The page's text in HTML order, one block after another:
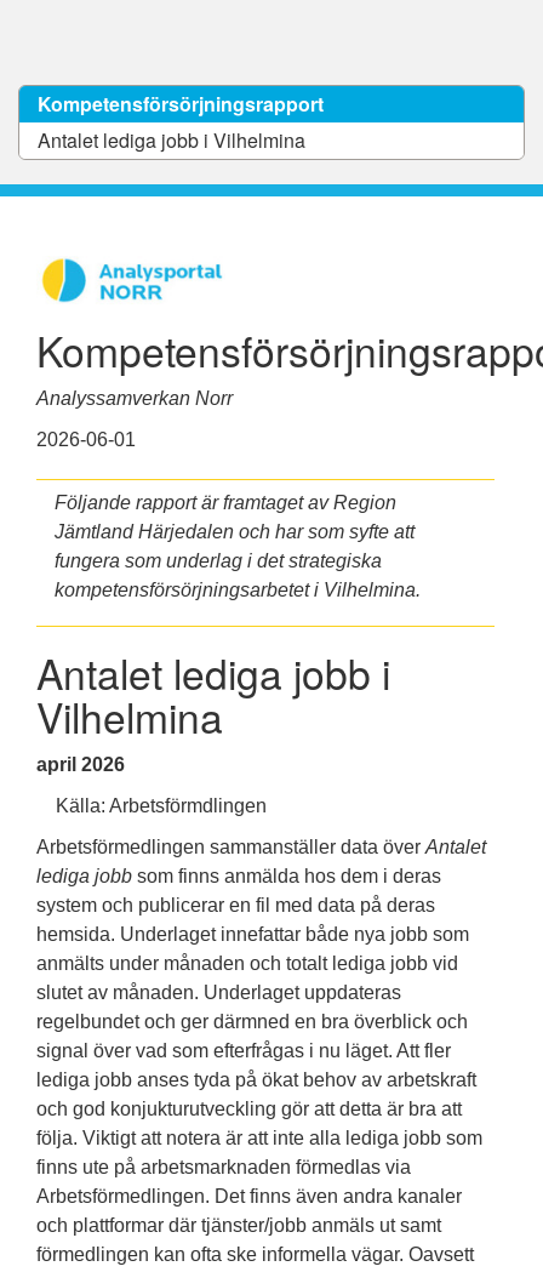
Kompetensförsörjningsrapport
Antalet lediga jobb i Vilhelmina
Analyssamverkan Norr
2026-06-01
Följande rapport är framtaget av Region
Jämtland Härjedalen och har som syfte att
fungera som underlag i det strategiska
kompetensförsörjningsarbetet i Vilhelmina.
Antalet lediga jobb i
Vilhelmina
april 2026
Källa: Arbetsförmdlingen
Arbetsförmedlingen sammanställer data över Antalet
lediga jobb som finns anmälda hos dem i deras
system och publicerar en fil med data på deras
hemsida. Underlaget innefattar både nya jobb som
anmälts under månaden och totalt lediga jobb vid
slutet av månaden. Underlaget uppdateras
regelbundet och ger därmned en bra överblick och
signal över vad som efterfrågas i nu läget. Att fler
lediga jobb anses tyda på ökat behov av arbetskraft
och god konjukturutveckling gör att detta är bra att
följa. Viktigt att notera är att inte alla lediga jobb som
finns ute på arbetsmarknaden förmedlas via
Arbetsförmedlingen. Det finns även andra kanaler
och plattformar där tjänster/jobb anmäls ut samt
förmedlingen kan ofta ske informella vägar. Oavsett